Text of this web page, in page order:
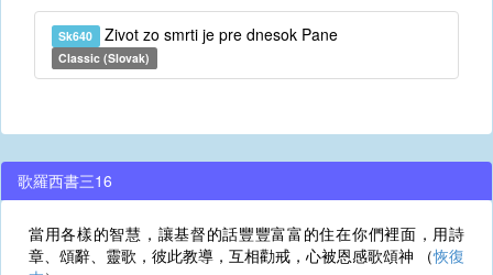
Sk640 Zivot zo smrti je pre dnesok Pane
Classic (Slovak)
歌羅西書三16
當用各樣的智慧，讓基督的話豐豐富富的住在你們裡面，用詩
章、頌辭、靈歌，彼此教導，互相勸戒，心被恩感歌頌神 （恢復